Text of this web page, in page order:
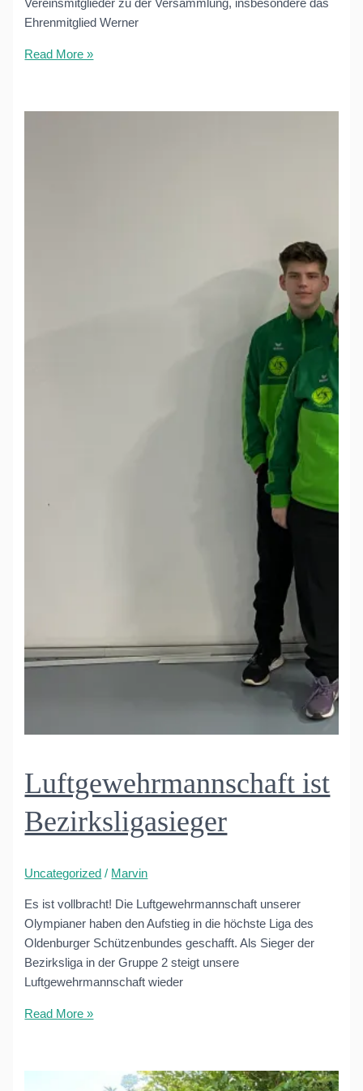
Vereinsmitglieder zu der Versammlung, insbesondere das
Ehrenmitglied Werner
Jahreshauptversammlung
Read More »
Luftgewehrmannschaft ist
Bezirksligasieger
Uncategorized / Marvin
Es ist vollbracht! Die Luftgewehrmannschaft unserer
Olympianer haben den Aufstieg in die höchste Liga des
Oldenburger Schützenbundes geschafft. Als Sieger der
Bezirksliga in der Gruppe 2 steigt unsere
Luftgewehrmannschaft wieder
Luftgewehrmannschaft
Read More »